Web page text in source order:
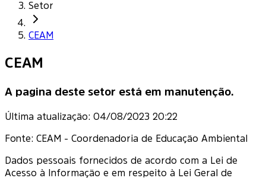
Setor
CEAM
CEAM
A pagina deste setor está em manutenção.
Última atualização: 04/08/2023 20:22
Fonte: CEAM - Coordenadoria de Educação Ambiental
Dados pessoais fornecidos de acordo com a Lei de
Acesso à Informação e em respeito à Lei Geral de